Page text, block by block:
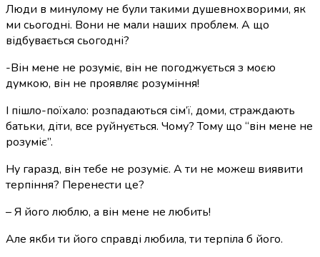
Люди в минулому не були такими душевнохворими, як
ми сьогодні. Вони не мали наших проблем. А що
відбувається сьогодні?
-Він мене не розуміє, він не погоджується з моєю
думкою, він не проявляє розуміння!
І пішло-поїхало: розпадаються сім’ї, доми, страждають
батьки, діти, все руйнується. Чому? Тому що “він мене не
розуміє”.
Ну гаразд, він тебе не розуміє. А ти не можеш виявити
терпіння? Перенести це?
– Я його люблю, а він мене не любить!
Але якби ти його справді любила, ти терпіла б його.